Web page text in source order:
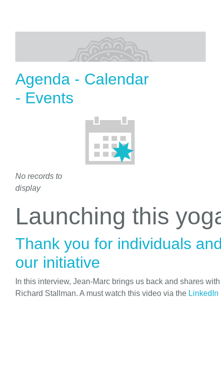
Agenda - Calendar
- Events
No records to
display
Launching this
Thank you for individuals
our initiative
In this interview, Jean-Marc brings us back and shares
Richard Stallman. A must watch this video via the LinkedIn